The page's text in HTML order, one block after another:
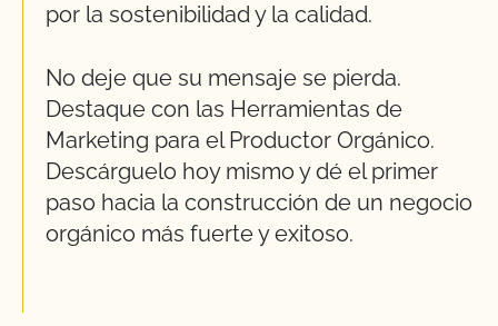
por la sostenibilidad y la calidad.
No deje que su mensaje se pierda.
Destaque con las Herramientas de
Marketing para el Productor Orgánico.
Descárguelo hoy mismo y dé el primer
paso hacia la construcción de un negocio
orgánico más fuerte y exitoso.